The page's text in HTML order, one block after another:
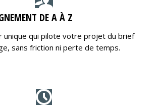
DE A À Z
unique qui pilote votre projet du brief
sans friction ni perte de temps.